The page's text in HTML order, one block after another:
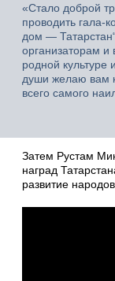
«Стало доброй
проводить гала-
дом —
организаторам и
родной культуре
души желаю вам
всего самого
Затем Рустам
наград
развитие